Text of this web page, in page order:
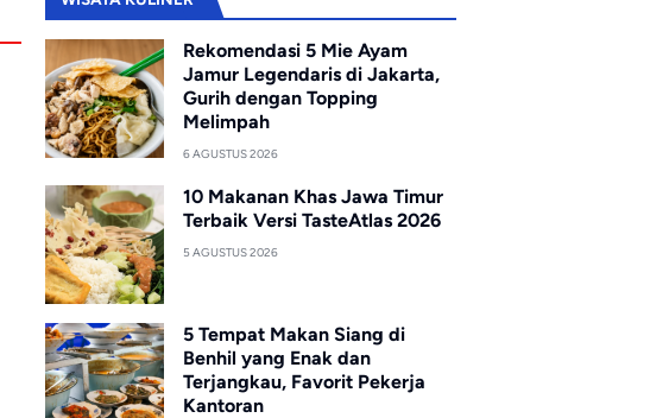
Rekomendasi 5 Mie Ayam
Jamur Legendaris di Jakarta,
Gurih dengan Topping
Melimpah
6 AGUSTUS 2026
10 Makanan Khas Jawa Timur
Terbaik Versi TasteAtlas 2026
5 AGUSTUS 2026
5 Tempat Makan Siang di
Benhil yang Enak dan
Terjangkau, Favorit Pekerja
Kantoran